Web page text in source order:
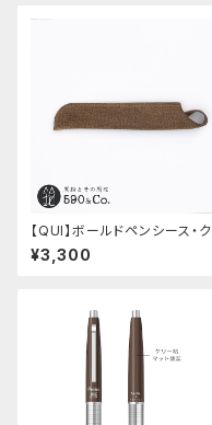
【QUI】ボールドペンシース・ク
ードゥー (ガウチョ)
¥3,300